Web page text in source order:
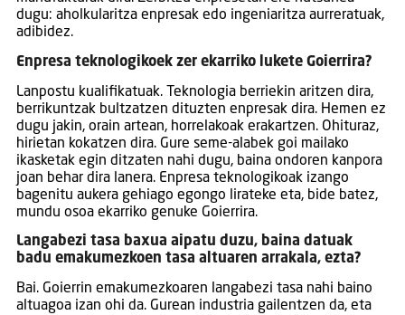
dugu: aholkularitza enpresak edo ingeniaritza aurreratuak,
adibidez.
Enpresa teknologikoek zer ekarriko lukete Goierrira?
Lanpostu kualifikatuak. Teknologia berriekin aritzen dira,
berrikuntzak bultzatzen dituzten enpresak dira. Hemen ez
dugu jakin, orain artean, horrelakoak erakartzen. Ohituraz,
hirietan kokatzen dira. Gure seme-alabek goi mailako
ikasketak egin ditzaten nahi dugu, baina ondoren kanpora
joan behar dira lanera. Enpresa teknologikoak izango
bagenitu aukera gehiago egongo lirateke eta, bide batez,
mundu osoa ekarriko genuke Goierrira.
Langabezi tasa baxua aipatu duzu, baina datuak
badu emakumezkoen tasa altuaren arrakala, ezta?
Bai. Goierrin emakumezkoaren langabezi tasa nahi baino
altuagoa izan ohi da. Gurean industria gailentzen da, eta